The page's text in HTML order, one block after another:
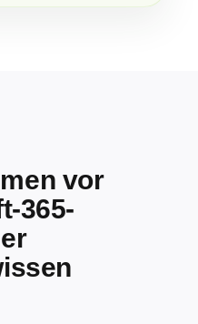
vor
365-